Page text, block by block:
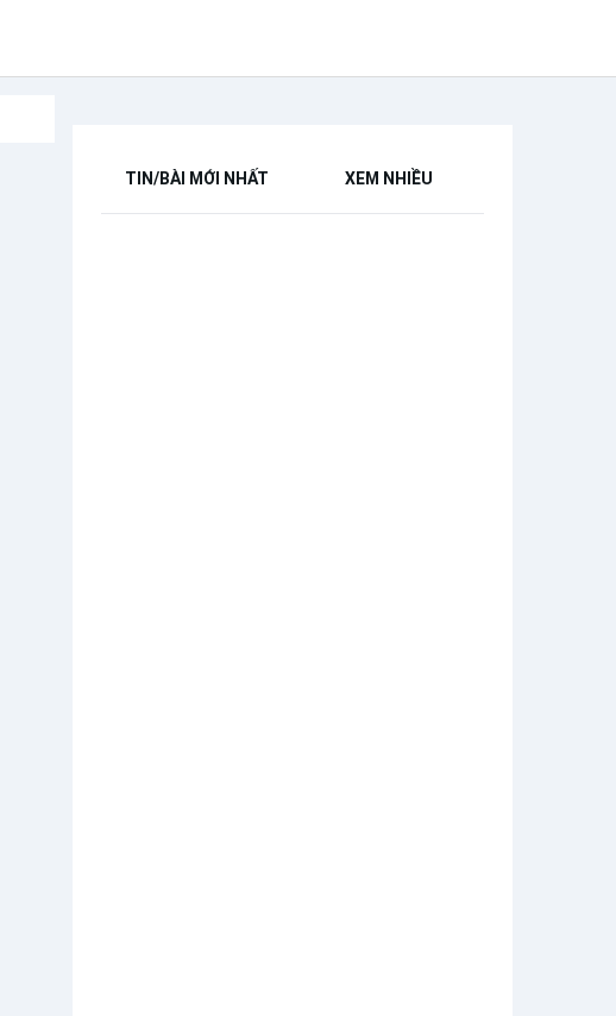
TIN/BÀI MỚI NHẤT XEM NHIỀU